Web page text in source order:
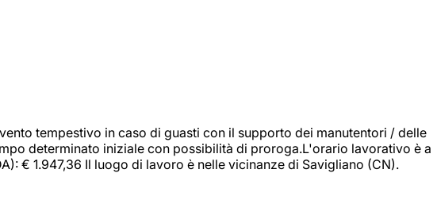
tempestivo in caso di guasti con il supporto dei manutentori / delle
determinato iniziale con possibilità di proroga.L'orario lavorativo è a
€ 1.947,36 Il luogo di lavoro è nelle vicinanze di Savigliano (CN).